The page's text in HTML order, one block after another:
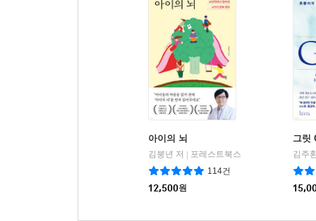
아이의 뇌
김붕년 저 | 포레스트북스
114건
12,500원
그릿
김주